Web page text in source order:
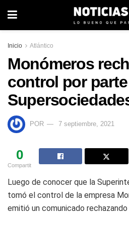
Inicio Atlántico
Monómeros
control por
POR 7 septiembre, 2021
0
Compartit
Luego de conocer que la
tomó el control de la empresa
emitió un comunicado rechazando